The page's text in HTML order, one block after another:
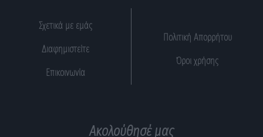
Σχετικά με εμάς
Διαφημιστείτε
Επικοινωνία
Πολιτική Απορρήτου
Όροι χρήσης
Ακολούθησέ μας